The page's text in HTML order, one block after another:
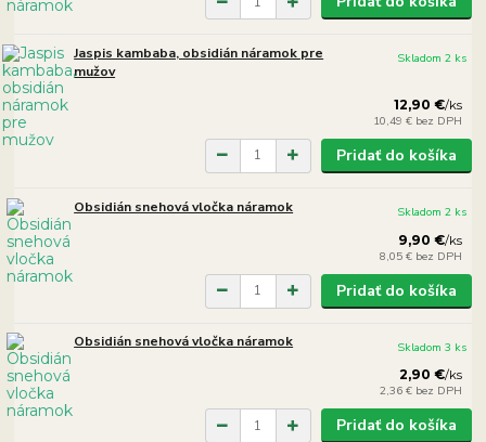
Jaspis kambaba, obsidián náramok pre
mužov
12,90 €/ks
10,49 € bez DPH
Skladom 2 ks
Pridať do košíka
Obsidián snehová vločka náramok
9,90 €/ks
8,05 € bez DPH
Skladom 2 ks
Pridať do košíka
Obsidián snehová vločka náramok
2,90 €/ks
2,36 € bez DPH
Skladom 3 ks
Pridať do košíka